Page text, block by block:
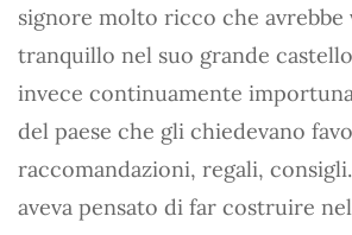
signore molto ricco che avrebbe
tranquillo nel suo grande
invece continuamente
del paese che gli chiedevano
raccomandazioni, regali,
aveva pensato di far costruire